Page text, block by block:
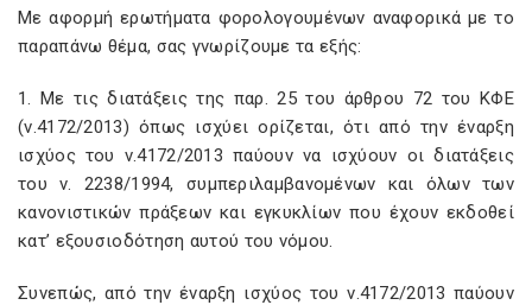
Με αφορμή ερωτήματα φορολογουμένων αναφορικά με το
παραπάνω θέμα, σας γνωρίζουμε τα εξής:
1. Με τις διατάξεις της παρ. 25 του άρθρου 72 του ΚΦΕ
(ν.4172/2013) όπως ισχύει ορίζεται, ότι από την έναρξη
ισχύος του ν.4172/2013 παύουν να ισχύουν οι διατάξεις
του ν. 2238/1994, συμπεριλαμβανομένων και όλων των
κανονιστικών πράξεων και εγκυκλίων που έχουν εκδοθεί
κατ’ εξουσιοδότηση αυτού του νόμου.
Συνεπώς, από την έναρξη ισχύος του ν.4172/2013 παύουν